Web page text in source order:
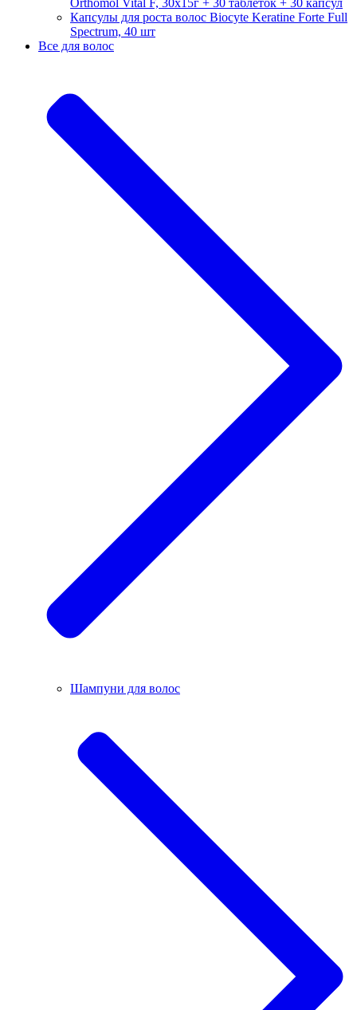
Капсулы для роста волос Biocyte Keratine Forte Full
Spectrum, 40 шт
Все для волос
Шампуни для волос